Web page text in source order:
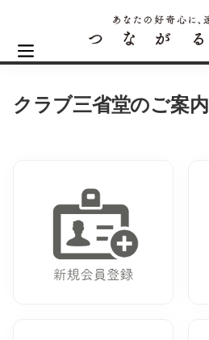
クラブ三省堂のご案内